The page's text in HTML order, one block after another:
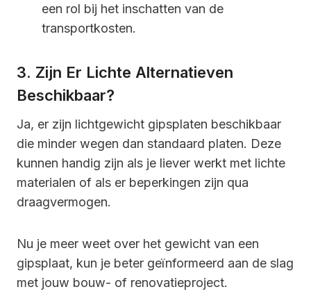
een rol bij het inschatten van de
transportkosten.
3. Zijn Er Lichte Alternatieven
Beschikbaar?
Ja, er zijn lichtgewicht gipsplaten beschikbaar
die minder wegen dan standaard platen. Deze
kunnen handig zijn als je liever werkt met lichte
materialen of als er beperkingen zijn qua
draagvermogen.
Nu je meer weet over het gewicht van een
gipsplaat, kun je beter geïnformeerd aan de slag
met jouw bouw- of renovatieproject.